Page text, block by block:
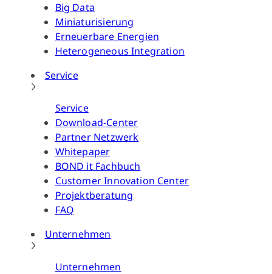
Big Data
Miniaturisierung
Erneuerbare Energien
Heterogeneous Integration
Service
Service
Download-Center
Partner Netzwerk
Whitepaper
BOND it Fachbuch
Customer Innovation Center
Projektberatung
FAQ
Unternehmen
Unternehmen